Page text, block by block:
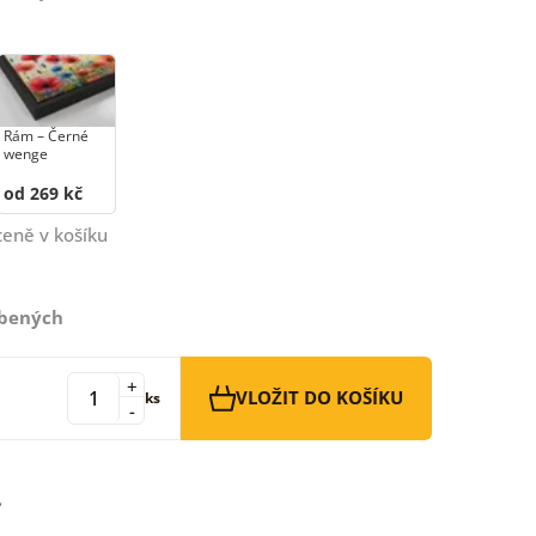
Rám –⁠⁠⁠⁠⁠⁠ Černé
wenge
od 269 kč
v košíku
-
+ ks VLOŽIT DO KOŠÍKU